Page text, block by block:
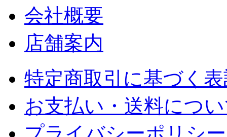
会社概要
店舗案内
特定商取引に基づく
お支払い・送料につ